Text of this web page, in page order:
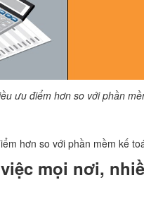
ưu điểm hơn so với phần
hơn so với phần mềm kế
mọi nơi,